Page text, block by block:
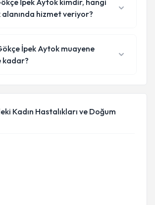
İpek Aytok kimdir, hangi
alanında hizmet veriyor?
İpek Aytok muayene
kadar?
Kadın Hastalıkları ve Doğum